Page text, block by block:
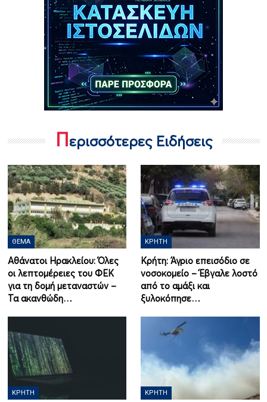
Περισσότερες Ειδήσεις
ΘΈΜΑ
Αθάνατοι Ηρακλείου: Όλες
οι λεπτομέρειες του ΦΕΚ
για τη δομή μεταναστών –
Τα ακανθώδη…
ΚΡΉΤΗ
Κρήτη: Άγριο επεισόδιο σε
νοσοκομείο – Έβγαλε λοστό
από το αμάξι και
ξυλοκόπησε…
ΚΡΉΤΗ ΚΡΉΤΗ